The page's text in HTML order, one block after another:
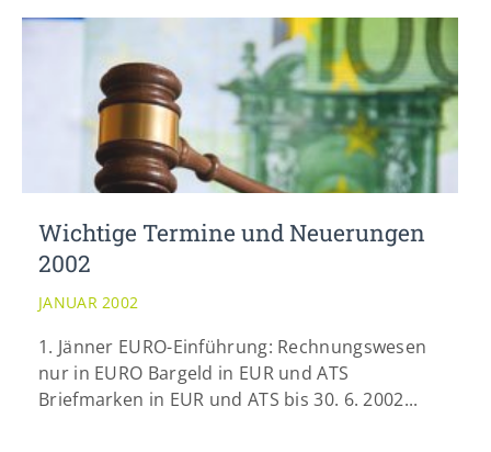
Get in touch
Cybersteel Inc.
376-293 City Road, Suite 600
San Francisco, CA 94102
+44 1234 567 890
info@yourdomain.com
Wichtige Termine und Neuerungen
2002
JANUAR 2002
1. Jänner EURO-Einführung: Rechnungswesen
nur in EURO Bargeld in EUR und ATS
Briefmarken in EUR und ATS bis 30. 6. 2002...